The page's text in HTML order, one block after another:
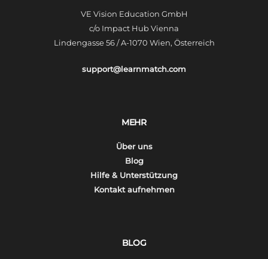
VE Vision Education GmbH
c/o Impact Hub Vienna
Lindengasse 56 / A-1070 Wien, Österreich
support@learnmatch.com
MEHR
Über uns
Blog
Hilfe & Unterstützung
Kontakt aufnehmen
BLOG